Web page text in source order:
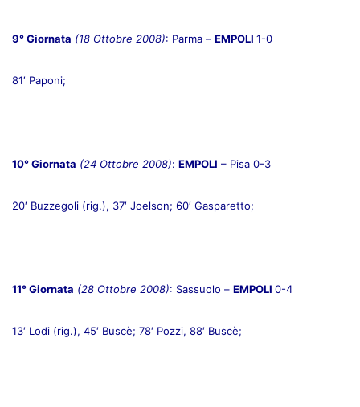
9° Giornata (18 Ottobre 2008): Parma – EMPOLI 1-0
81′ Paponi;
10° Giornata (24 Ottobre 2008): EMPOLI – Pisa 0-3
20′ Buzzegoli (rig.), 37′ Joelson; 60′ Gasparetto;
11° Giornata (28 Ottobre 2008): Sassuolo – EMPOLI 0-4
13′ Lodi (rig.), 45′ Buscè; 78′ Pozzi, 88′ Buscè;